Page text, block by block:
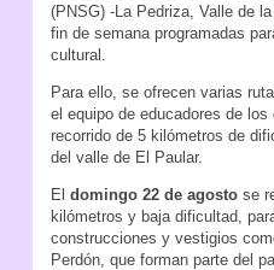
(PNSG) -La Pedriza, Valle de
fin de semana programadas
cultural.
Para ello, se ofrecen varias
el equipo de educadores de
recorrido de 5 kilómetros de
del valle de El Paular.
El domingo 22 de agosto se
kilómetros y baja dificultad,
construcciones y vestigios
Perdón, que forman parte del